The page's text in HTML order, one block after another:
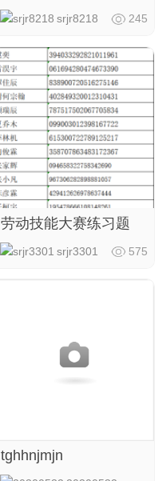
srjr8218 245
劳动技能大赛练习题
srjr3301 575
tghhnjmjn